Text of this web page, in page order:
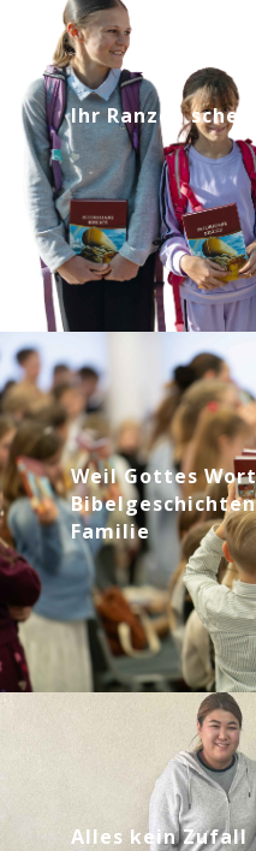
Ihr Ranzen
Weil Gottes
Familie
Alles kein Zufall